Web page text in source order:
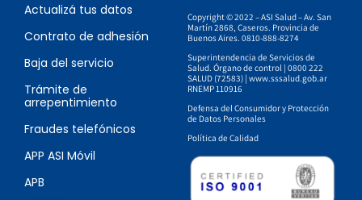
Copyright © 2022 – ASI Salud – Av. San
Martín 2868, Caseros. Provincia de
Buenos Aires. 0810-888-8274
Superintendencia de Servicios de
Salud. Órgano de control | 0800 222
SALUD (72583) | www.sssalud.gob.ar
RNEMP 110916
Defensa del Consumidory Protección
de Datos Personales
Política de Calidad
Actualizá tus datos
Contrato de adhesión
Baja del servicio
Trámite de
arrepentimiento
Fraudes telefónicos
APP ASI Móvil
APB